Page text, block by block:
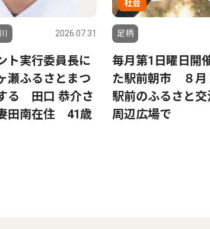
2026.07.31
ト実行委員長に
瀬ふるさとまつ
る 田口 恭介さ
田南在住 41歳
社会
足柄
毎月第1日曜日
た駅前朝市 ８月
駅前のふるさと
周辺広場で